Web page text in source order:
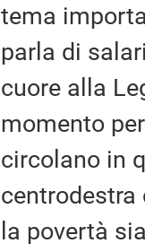
tema
parla di
cuore alla
momento
circolano in
centrodestra
la povertà